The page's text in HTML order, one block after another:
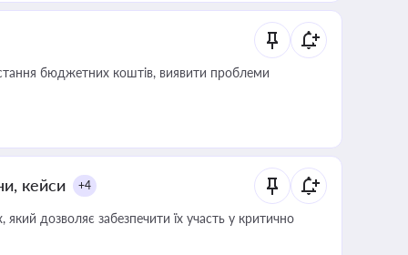
бюджетних коштів, виявити проблеми
кейси +4
дозволяє забезпечити їх участь у критично